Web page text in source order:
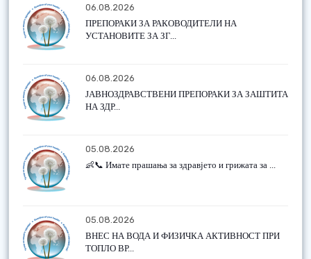
06.08.2026
ПРЕПОРАКИ ЗА РАКОВОДИТЕЛИ НА
УСТАНОВИТЕ ЗА ЗГ...
06.08.2026
ЈАВНОЗДРАВСТВЕНИ ПРЕПОРАКИ ЗА ЗАШТИТА
НА ЗДР...
05.08.2026
👶📞 Имате прашања за здравјето и грижата за ...
05.08.2026
ВНЕС НА ВОДА И ФИЗИЧКА АКТИВНОСТ ПРИ
ТОПЛО ВР...